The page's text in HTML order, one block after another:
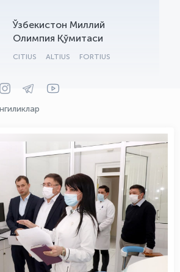
Ўзбекистон Миллий
Олимпия Қўмитаси
CITIUS ALTIUS FORTIUS
- yordamchi